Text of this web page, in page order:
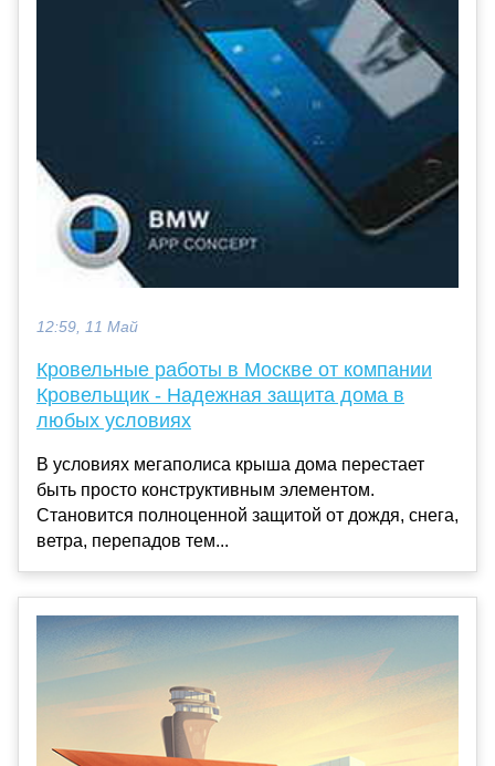
12:59, 11 Май
Кровельные работы в Москве от компании
Кровельщик - Надежная защита дома в
любых условиях
В условиях мегаполиса крыша дома перестает
быть просто конструктивным элементом.
Становится полноценной защитой от дождя, снега,
ветра, перепадов тем...